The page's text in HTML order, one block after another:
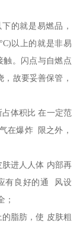
的就是易燃品，
以上的就是非易
触。闪点与自燃点
故要妥善保管，
体积比 在一定范
在爆炸 限之外，
进人人体 内部再
有良好的通 风设
；
脂肪，使 皮肤粗